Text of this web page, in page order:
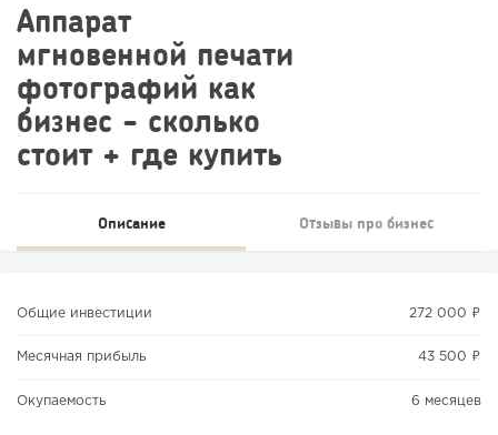
Аппарат
мгновенной печати
фотографий как
бизнес - сколько
стоит + где купить
Описание Отзывы про бизнес
Общие инвестиции 272 000 ₽
Месячная прибыль 43 500 ₽
Окупаемость 6 месяцев